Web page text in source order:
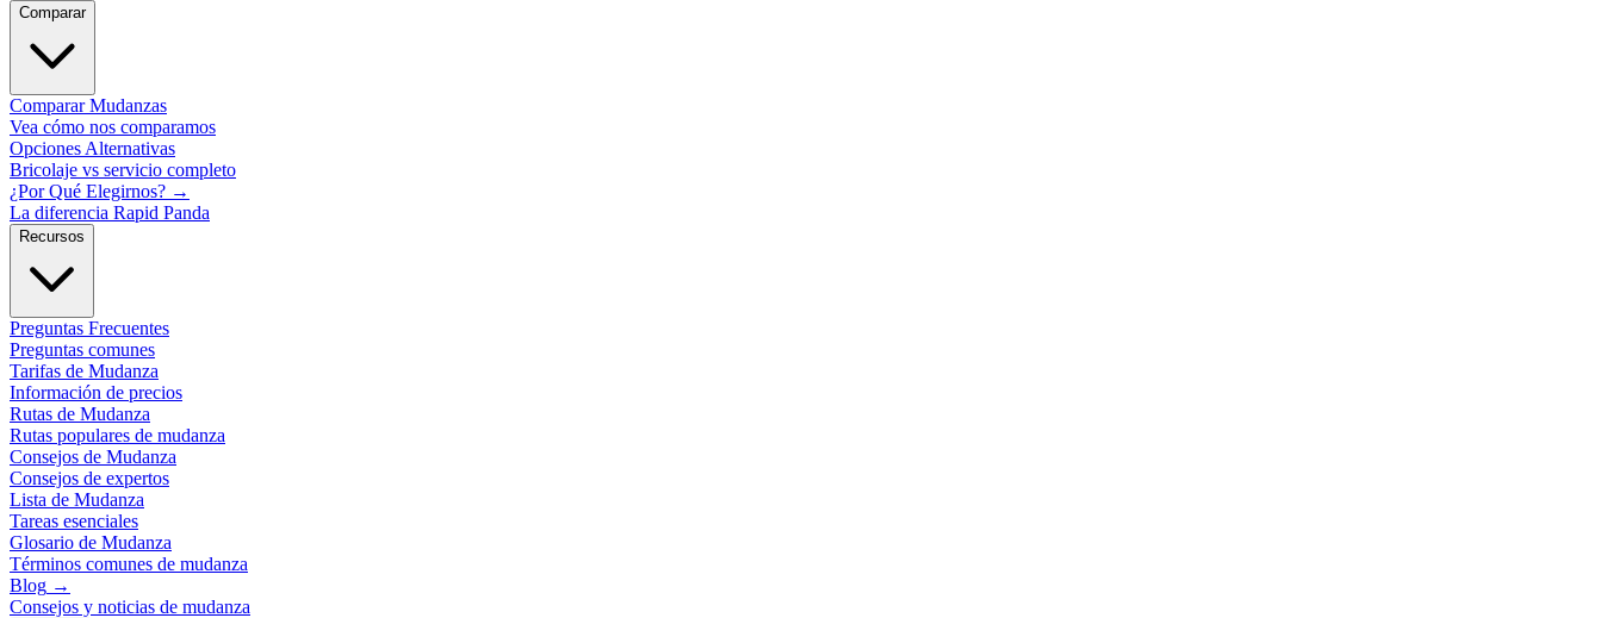
Comparar
Comparar Mudanzas
Vea cómo nos comparamos
Opciones Alternativas
Bricolaje vs servicio completo
¿Por Qué Elegirnos? →
La diferencia Rapid Panda
Recursos
Preguntas Frecuentes
Preguntas comunes
Tarifas de Mudanza
Información de precios
Rutas de Mudanza
Rutas populares de mudanza
Consejos de Mudanza
Consejos de expertos
Lista de Mudanza
Tareas esenciales
Glosario de Mudanza
Términos comunes de mudanza
Blog →
Consejos y noticias de mudanza